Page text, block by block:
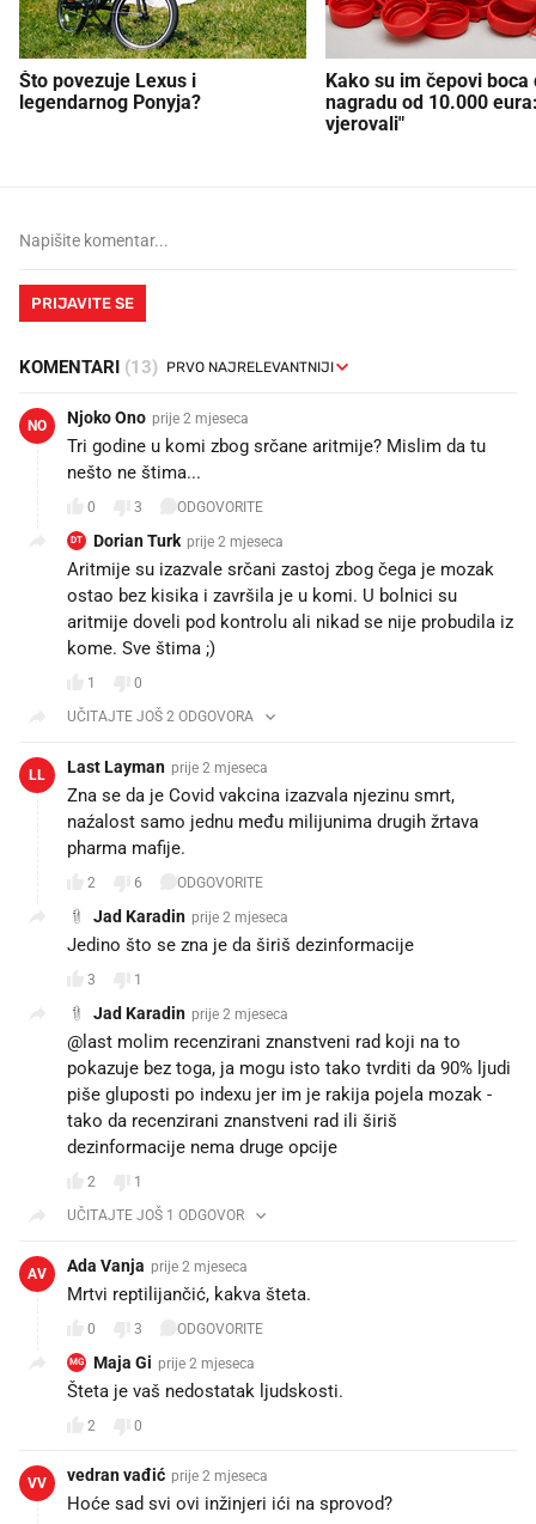
Što povezuje Lexus i
legendarnog Ponyja?
Kako su im čepovi boca
nagradu od 10.000
vjerovali"
PRIJAVITE SE
KOMENTARI (13)
NO Njoko Ono prije 2 mjeseca
Tri godine u komi zbog srčane aritmije? Mislim da tu
nešto ne štima...
0 3 ODGOVORITE
DT Dorian Turk prije 2 mjeseca
Aritmije su izazvale srčani zastoj zbog čega je mozak
ostao bez kisika i završila je u komi. U bolnici su
aritmije doveli pod kontrolu ali nikad se nije probudila iz
kome. Sve štima ;)
1
0
UČITAJTE JOŠ 2 ODGOVORA
LL Last Layman prije 2 mjeseca
Zna se da je Covid vakcina izazvala njezinu smrt,
naźalost samo jednu među milijunima drugih žrtava
pharma mafije.
2 6 ODGOVORITE
Jad Karadin prije 2 mjeseca
Jedino što se zna je da širiš dezinformacije
3 1
Jad Karadin prije 2 mjeseca
@last molim recenzirani znanstveni rad koji na to
pokazuje bez toga, ja mogu isto tako tvrditi da 90% ljudi
piše gluposti po indexu jer im je rakija pojela mozak -
tako da recenzirani znanstveni rad ili širiš
dezinformacije nema druge opcije
2
1
UČITAJTE JOŠ 1 ODGOVOR
AV Ada Vanja prije 2 mjeseca
Mrtvi reptilijančić, kakva šteta.
0 3 ODGOVORITE
MG Maja Gi prije 2 mjeseca
Šteta je vaš nedostatak ljudskosti.
2 0
VV vedran vađić prije 2 mjeseca
Hoće sad svi ovi inžinjeri ići na sprovod?